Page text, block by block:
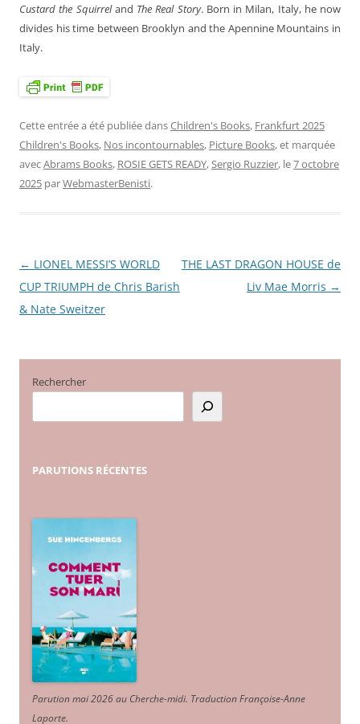
Custard the Squirreland The Real Story. Born in Milan, Italy, he now
divides his time between Brooklyn and the Apennine Mountains in
Italy.
Cette entrée a été publiée dansChildren's Books, Frankfurt 2025
Children's Books, Nos incontournables, Picture Books, et marquée
avecAbrams Books, ROSIE GETS READY,Sergio Ruzzier, le7 octobre
2025 parWebmasterBenisti.
Navigation
des
articles
← LIONEL MESSI’S WORLD
CUP TRIUMPH de Chris Barish
& Nate Sweitzer
THE LAST DRAGON HOUSE de
Liv Mae Morris →
Rechercher
PARUTIONS RÉCENTES
Parution mai 2026 au Cherche-midi. Traduction Françoise-Anne
Laporte.